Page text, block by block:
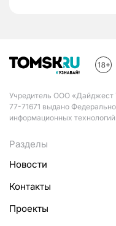
Учредитель ООО
77-71671 выдано
информационных
Разделы
Новости
Контакты
Проекты